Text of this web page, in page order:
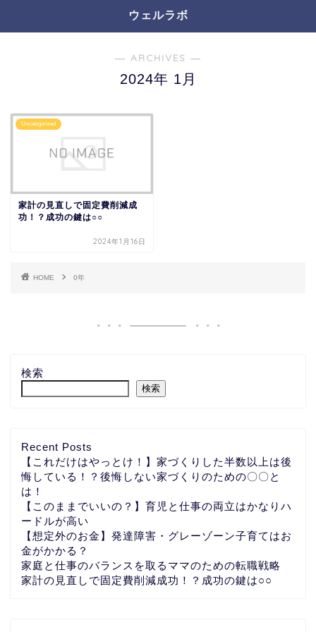
ウェルラボ
― ARCHIVES ―
2024年 1月
Uncategorized
家計の見直しで固定費削減成
功！？成功の鍵は○○
2024年1月16日
HOME 0年
検索
検索
Recent Posts
【これだけはやっとけ！】家づくりした半数以上は後
悔している！？後悔しない家づくりのための〇〇と
は！
【このままでいいの？】育児と仕事の両立はかなりハ
ードルが高い
【想定外のお金】発達障害・グレーゾーン子育てはお
金がかかる？
家庭と仕事のバランスを取るママのための転職戦略
家計の見直しで固定費削減成功！？成功の鍵は○○